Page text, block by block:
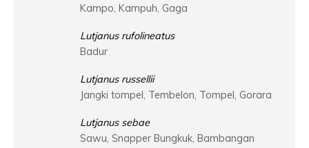
Kampo, Kampuh, Gaga
Lutjanus rufolineatus
Badur
Lutjanus russellii
Jangki tompel, Tembelon, Tompel, Gorara
Lutjanus sebae
Sawu, Snapper Bungkuk, Bambangan